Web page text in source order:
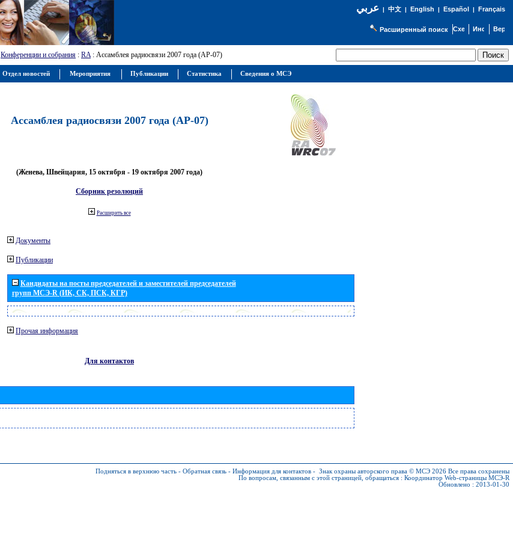
عربي| 中文| English | Español | Français
Расширенный поиск
Конференции и собрания : RA: Ассамблея радиосвязи 2007 года (АР-07)
Ассамблея радиосвязи 2007 года (АР-07)
(Женева, Швейцария, 15 октября - 19 октября 2007 года)
Сборник резолюций
Расширить все
Документы
Публикации
Кандидаты на посты председателей и заместителей председателей
групп МСЭ-R (ИК, СК, ПСК, КГР)
Прочая информация
Для контактов
Подняться в верхнюю часть - Обратная связь - Информация для контактов - Знак охраны авторского права © МСЭ 2026 Все права сохранены
По вопросам, связанным с этой страницей, обращаться : Координатор Web-страницы МСЭ-R
Обновлено : 2013-01-30
Отдел новостей Мероприятия Публикации Статистика Сведения о МСЭ